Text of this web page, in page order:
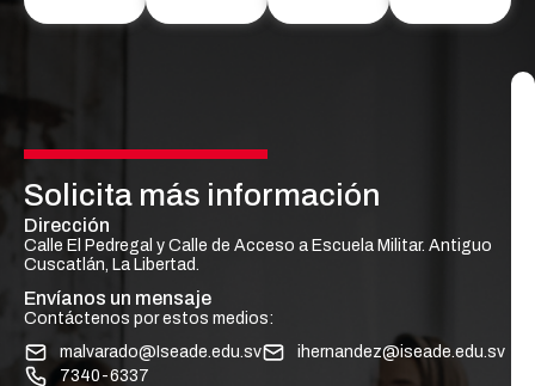
Solicita más información
Dirección
Calle El Pedregal y Calle de Acceso a Escuela Militar. Antiguo
Cuscatlán, La Libertad.
Envíanos un mensaje
Contáctenos por estos medios:
malvarado@Iseade.edu.sv
ihernandez@iseade.edu.sv
7340-6337